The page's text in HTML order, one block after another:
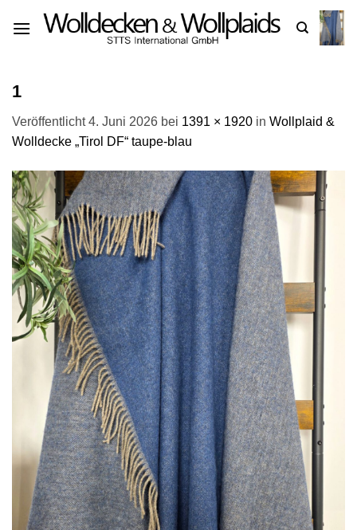
Inhalt
1
Veröffentlicht4. Juni 2026 bei 1391 × 1920 in Wollplaid &
Wolldecke „Tirol DF“ taupe-blau